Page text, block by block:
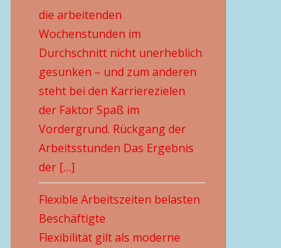
die arbeitenden
Wochenstunden im
Durchschnitt nicht unerheblich
gesunken – und zum anderen
steht bei den Karrierezielen
der Faktor Spaß im
Vordergrund. Rückgang der
Arbeitsstunden Das Ergebnis
der […]
Flexible Arbeitszeiten belasten
Beschäftigte
Flexibilität gilt als moderne